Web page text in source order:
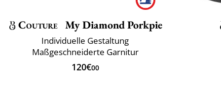
Couture My Diamond Porkpie
Individuelle Gestaltung
Maßgeschneiderte Garnitur
120€00